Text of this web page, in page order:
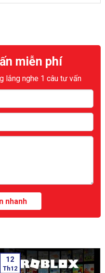
miễn phí
lắng nghe 1 câu tư vấn
12
Th12